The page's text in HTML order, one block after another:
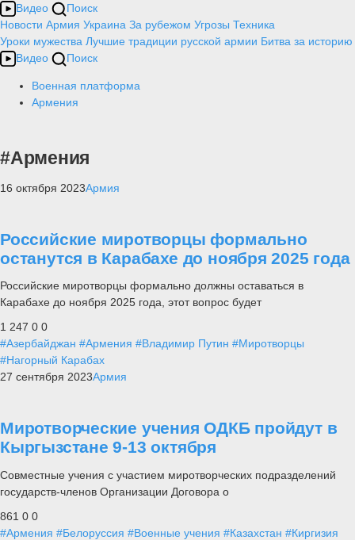
Видео
Поиск
Новости Армия Украина За рубежом Угрозы Техника
Уроки мужества Лучшие традиции русской армии Битва за историю
Видео
Поиск
Военная платформа
Армения
#Армения
16 октября 2023Армия
Российские миротворцы формально
останутся в Карабахе до ноября 2025 года
Российские миротворцы формально должны оставаться в
Карабахе до ноября 2025 года, этот вопрос будет
1 247 0 0
#Азербайджан #Армения #Владимир Путин #Миротворцы
#Нагорный Карабах
27 сентября 2023Армия
Миротворческие учения ОДКБ пройдут в
Кыргызстане 9-13 октября
Совместные учения с участием миротворческих подразделений
государств-членов Организации Договора о
861 0 0
#Армения #Белоруссия #Военные учения #Казахстан #Киргизия